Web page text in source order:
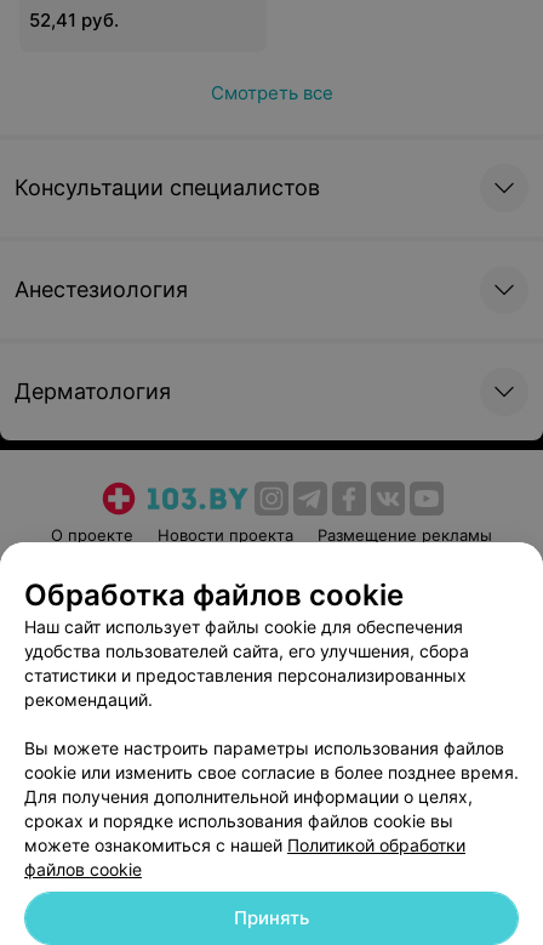
52,41 руб.
Смотреть все
Консультации специалистов
Анестезиология
Дерматология
О проекте Новости проекта
Размещение рекламы
Пользовательское соглашение
Способы оплаты
Вакансии
Партнеры
Написать руководителю 103.by
Обработка персональных данных
© 2026 ООО «Артокс Лаб», УНП 191700409 | 220012, Республика Беларусь,
Обработка файлов cookie
Наш сайт использует файлы cookie для обеспечения
удобства пользователей сайта, его улучшения, сбора
статистики и предоставления персонализированных
рекомендаций.
Вы можете настроить параметры использования файлов
cookie или изменить свое согласие в более позднее время.
Для получения дополнительной информации о целях,
сроках и порядке использования файлов cookie вы
можете ознакомиться с нашей Политикой обработки
файлов cookie
Принять